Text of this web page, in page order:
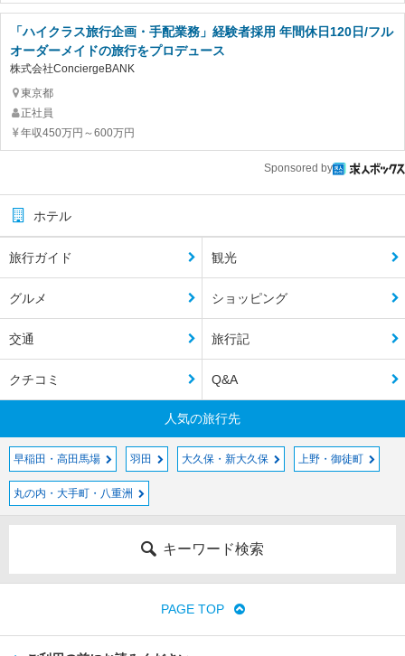
「ハイクラス旅行企画・手配業務」経験者採用 年間休日120日/フル
オーダーメイドの旅行をプロデュース
株式会社ConciergeBANK
東京都
正社員
年収450万円～600万円
Sponsored by
ホテル
旅行ガイド 観光
グルメ ショッピング
交通 旅行記
クチコミ Q&A
人気の旅行先
早稲田・高田馬場 羽田 大久保・新大久保 上野・御徒町
丸の内・大手町・八重洲
キーワード検索
PAGE TOP